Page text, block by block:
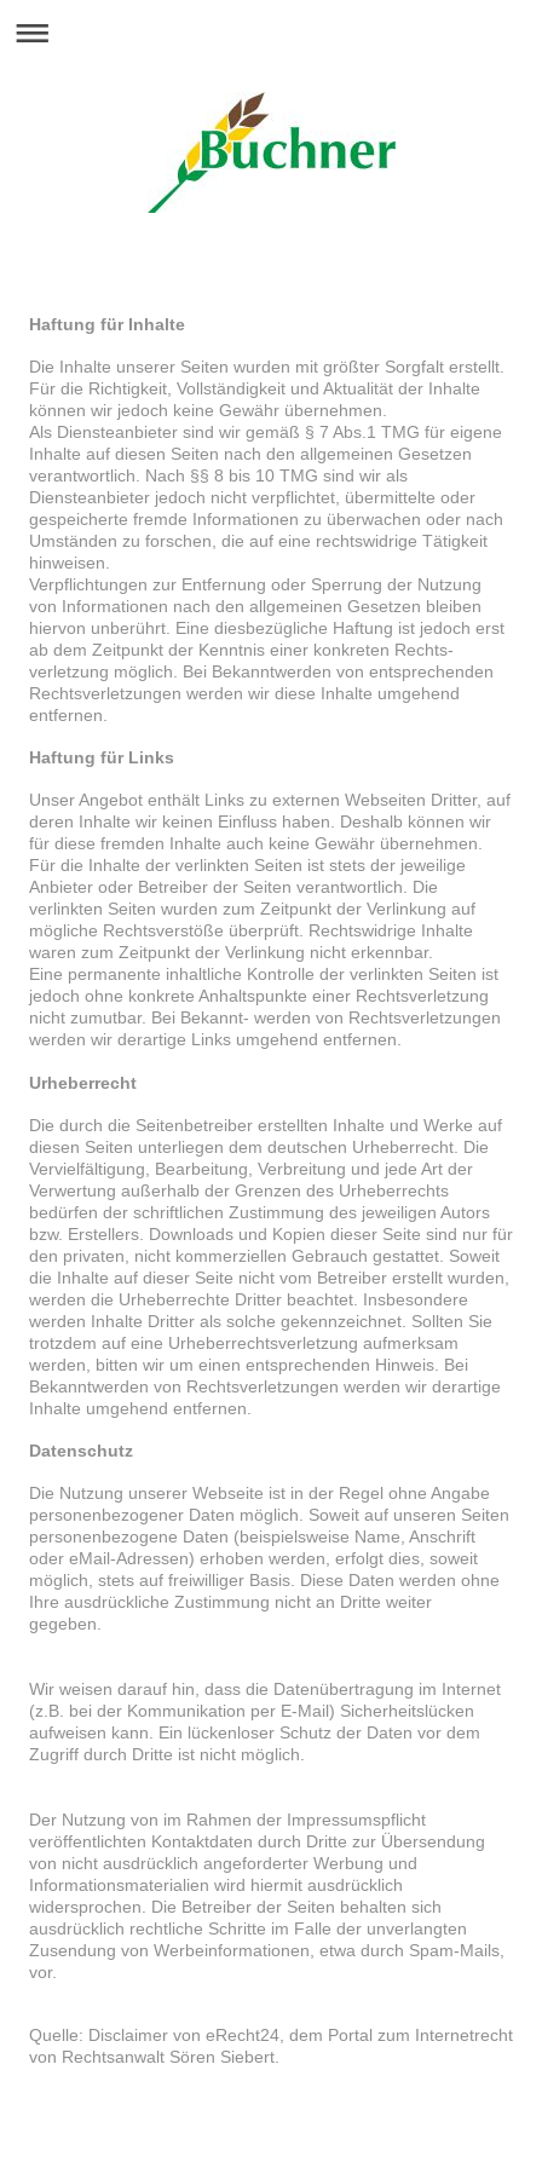
Haftung für Inhalte
Die Inhalte unserer Seiten wurden mit größter Sorgfalt erstellt.
Für die Richtigkeit, Vollständigkeit und Aktualität der Inhalte
können wir jedoch keine Gewähr übernehmen.
Als Diensteanbieter sind wir gemäß § 7 Abs.1 TMG für eigene
Inhalte auf diesen Seiten nach den allgemeinen Gesetzen
verantwortlich. Nach §§ 8 bis 10 TMG sind wir als
Diensteanbieter jedoch nicht verpflichtet, übermittelte oder
gespeicherte fremde Informationen zu überwachen oder nach
Umständen zu forschen, die auf eine rechtswidrige Tätigkeit
hinweisen.
Verpflichtungen zur Entfernung oder Sperrung der Nutzung
von Informationen nach den allgemeinen Gesetzen bleiben
hiervon unberührt. Eine diesbezügliche Haftung ist jedoch erst
ab dem Zeitpunkt der Kenntnis einer konkreten Rechts-
verletzung möglich. Bei Bekanntwerden von entsprechenden
Rechtsverletzungen werden wir diese Inhalte umgehend
entfernen.
Haftung für Links
Unser Angebot enthält Links zu externen Webseiten Dritter, auf
deren Inhalte wir keinen Einfluss haben. Deshalb können wir
für diese fremden Inhalte auch keine Gewähr übernehmen.
Für die Inhalte der verlinkten Seiten ist stets der jeweilige
Anbieter oder Betreiber der Seiten verantwortlich. Die
verlinkten Seiten wurden zum Zeitpunkt der Verlinkung auf
mögliche Rechtsverstöße überprüft. Rechtswidrige Inhalte
waren zum Zeitpunkt der Verlinkung nicht erkennbar.
Eine permanente inhaltliche Kontrolle der verlinkten Seiten ist
jedoch ohne konkrete Anhaltspunkte einer Rechtsverletzung
nicht zumutbar. Bei Bekannt- werden von Rechtsverletzungen
werden wir derartige Links umgehend entfernen.
Urheberrecht
Die durch die Seitenbetreiber erstellten Inhalte und Werke auf
diesen Seiten unterliegen dem deutschen Urheberrecht. Die
Vervielfältigung, Bearbeitung, Verbreitung und jede Art der
Verwertung außerhalb der Grenzen des Urheberrechts
bedürfen der schriftlichen Zustimmung des jeweiligen Autors
bzw. Erstellers. Downloads und Kopien dieser Seite sind nur für
den privaten, nicht kommerziellen Gebrauch gestattet. Soweit
die Inhalte auf dieser Seite nicht vom Betreiber erstellt wurden,
werden die Urheberrechte Dritter beachtet. Insbesondere
werden Inhalte Dritter als solche gekennzeichnet. Sollten Sie
trotzdem auf eine Urheberrechtsverletzung aufmerksam
werden, bitten wir um einen entsprechenden Hinweis. Bei
Bekanntwerden von Rechtsverletzungen werden wir derartige
Inhalte umgehend entfernen.
Datenschutz
Die Nutzung unserer Webseite ist in der Regel ohne Angabe
personenbezogener Daten möglich. Soweit auf unseren Seiten
personenbezogene Daten (beispielsweise Name, Anschrift
oder eMail-Adressen) erhoben werden, erfolgt dies, soweit
möglich, stets auf freiwilliger Basis. Diese Daten werden ohne
Ihre ausdrückliche Zustimmung nicht an Dritte weiter
gegeben.
Wir weisen darauf hin, dass die Datenübertragung im Internet
(z.B. bei der Kommunikation per E-Mail) Sicherheitslücken
aufweisen kann. Ein lückenloser Schutz der Daten vor dem
Zugriff durch Dritte ist nicht möglich.
Der Nutzung von im Rahmen der Impressumspflicht
veröffentlichten Kontaktdaten durch Dritte zur Übersendung
von nicht ausdrücklich angeforderter Werbung und
Informationsmaterialien wird hiermit ausdrücklich
widersprochen. Die Betreiber der Seiten behalten sich
ausdrücklich rechtliche Schritte im Falle der unverlangten
Zusendung von Werbeinformationen, etwa durch Spam-Mails,
vor.
Quelle: Disclaimer von eRecht24, dem Portal zum Internetrecht
von Rechtsanwalt Sören Siebert